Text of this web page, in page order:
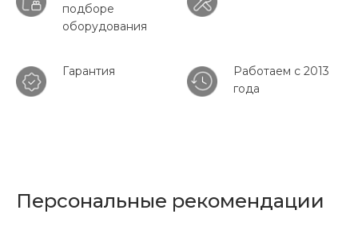
подборе
оборудования
Гарантия
Работаем с 2013
года
Персональные рекомендации